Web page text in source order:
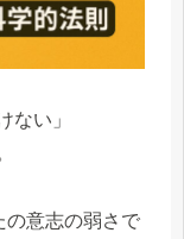
ない」
の意志の弱さで